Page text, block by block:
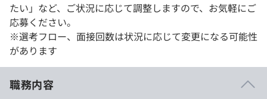
たい」など、ご状況に応じて調整しますので、お気軽にご
応募ください。
※選考フロー、面接回数は状況に応じて変更になる可能性
があります
職務内容